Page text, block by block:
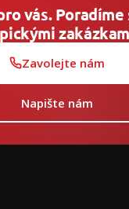
vás. Poradíme
Zavolejte nám
Napište nám